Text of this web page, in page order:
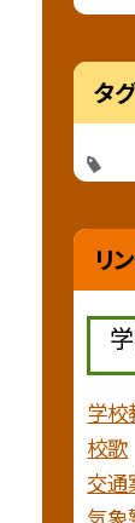
タグ
リ
学校
校歌
交通